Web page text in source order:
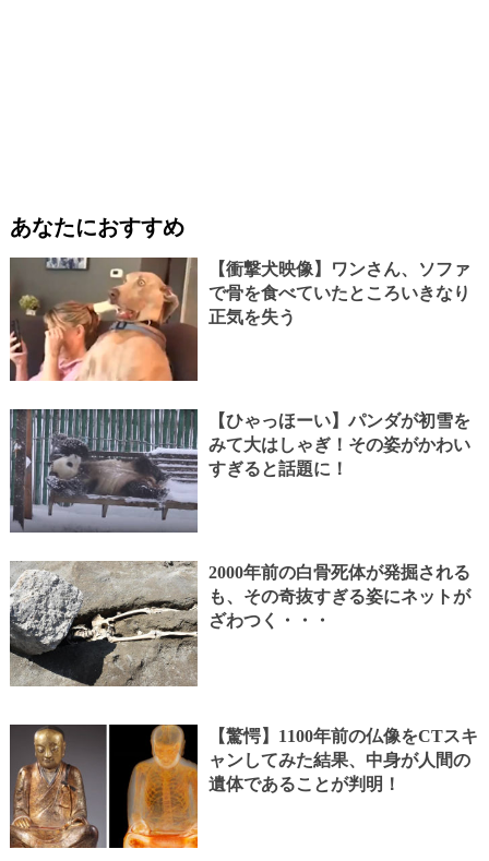
あなたにおすすめ
【衝撃犬映像】ワンさん、ソファ
で骨を食べていたところいきなり
正気を失う
【ひゃっほーい】パンダが初雪を
みて大はしゃぎ！その姿がかわい
すぎると話題に！
2000年前の白骨死体が発掘される
も、その奇抜すぎる姿にネットが
ざわつく・・・
【驚愕】1100年前の仏像をCTスキ
ャンしてみた結果、中身が人間の
遺体であることが判明！